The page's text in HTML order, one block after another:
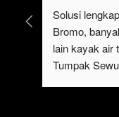
Solusi
Bromo,
lain kayak air
Tumpak